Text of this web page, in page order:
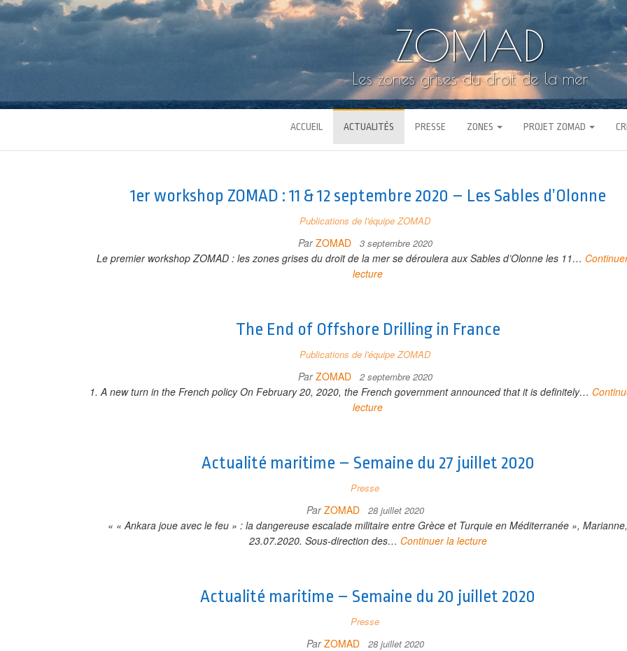
ZOMAD
Les zones grises du droit de la mer
ACCUEIL ACTUALITÉS PRESSE ZONES PROJET ZOMAD
1er workshop ZOMAD : 11 & 12 septembre 2020 – Les Sables d’Olonne
Publications de l'équipe ZOMAD
ParZOMAD 3 septembre 2020
Le premier workshop ZOMAD : les zones grises du droit de la mer se déroulera aux Sables d’Olonne les 11…
lecture
The End of Offshore Drilling in France
Publications de l'équipe ZOMAD
ParZOMAD 2 septembre 2020
1. A new turn in the French policy On February 20, 2020, the French government announced that it is definitely…
lecture
Actualité maritime – Semaine du 27 juillet 2020
Presse
ParZOMAD 28 juillet 2020
« « Ankara joue avec le feu » : la dangereuse escalade militaire entre Grèce et Turquie en Méditerranée », Marianne,
23.07.2020. Sous-direction des… Continuer la lecture
Actualité maritime – Semaine du 20 juillet 2020
Presse
ParZOMAD 28 juillet 2020